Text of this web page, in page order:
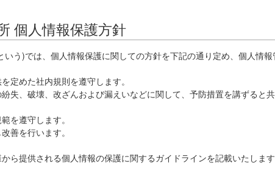
個人情報保護方針
う)では、個人情報保護に関しての方針を下記の通り定め、個人情報
定めた社内規則を遵守します。
失、破壊、改ざんおよび漏えいなどに関して、予防措置を講ずると
を遵守します。
善を行います。
ら提供される個人情報の保護に関するガイドラインを記載いたします